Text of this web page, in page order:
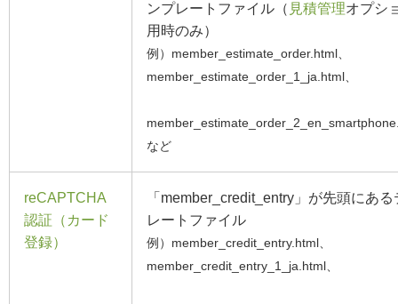
ンプレートファイル（ 見積管理オプシ
用時のみ）
例）member_estimate_order.html、
member_estimate_order_1_ja.html、
など
reCAPTCHA
認証（カード
登録）
「member_credit_entry」が先頭にある
レートファイル
例）member_credit_entry.html、
member_credit_entry_1_ja.html、